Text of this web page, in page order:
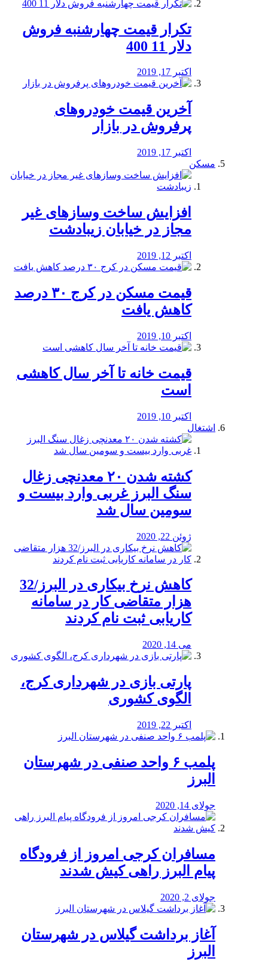
تکرار قیمت چهارشنبه فروش
دلار 11 400
اکتبر 17, 2019
آخرین قیمت خودرو‌های
پرفروش در بازار
اکتبر 17, 2019
مسکن
افزایش ساخت وسازهای غیر
مجاز در خیابان زیبادشت
اکتبر 12, 2019
️قیمت مسکن در کرج ۳۰ درصد
کاهش یافت
اکتبر 10, 2019
قیمت خانه تا آخر سال کاهشی
است
اکتبر 10, 2019
اشتغال
کشته شدن ۲۰ معدنچی زغال
سنگ البرز غربی وارد بیست و
سومین سال شد
ژوئن 22, 2020
کاهش نرخ بیکاری در البرز/32
هزار متقاضی کار در سامانه
کاریابی ثبت نام کردند
می 14, 2020
پارتی بازی در شهرداری کرج،
الگوی کشوری
اکتبر 22, 2019
پلمب ۶ واحد صنفی در شهرستان
البرز
جولای 14, 2020
مسافران کرجی امروز از فرودگاه
پیام البرز راهی کیش شدند
جولای 2, 2020
آغاز برداشت گیلاس در شهرستان
البرز